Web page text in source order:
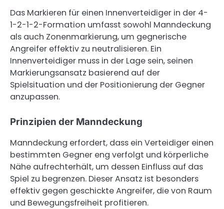
Das Markieren für einen Innenverteidiger in der 4-
1-2-1-2-Formation umfasst sowohl Manndeckung
als auch Zonenmarkierung, um gegnerische
Angreifer effektiv zu neutralisieren. Ein
Innenverteidiger muss in der Lage sein, seinen
Markierungsansatz basierend auf der
Spielsituation und der Positionierung der Gegner
anzupassen.
Prinzipien der Manndeckung
Manndeckung erfordert, dass ein Verteidiger einen
bestimmten Gegner eng verfolgt und körperliche
Nähe aufrechterhält, um dessen Einfluss auf das
Spiel zu begrenzen. Dieser Ansatz ist besonders
effektiv gegen geschickte Angreifer, die von Raum
und Bewegungsfreiheit profitieren.